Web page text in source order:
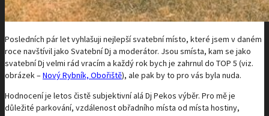
Posledních pár let vyhlašuji nejlepší svatební místo, které jsem v daném
roce navštívil jako Svatební Dj a moderátor. Jsou smísta, kam se jako
svatební Dj velmi rád vracím a každý rok bych je zahrnul do TOP 5 (viz.
obrázek –Nový Rybník, Obořiště), ale pak by to pro vás byla nuda.
Hodnocení je letos čistě subjektivní alá Dj Pekos výběr. Pro mě je
důležité parkování, vzdálenost obřadního místa od místa hostiny,